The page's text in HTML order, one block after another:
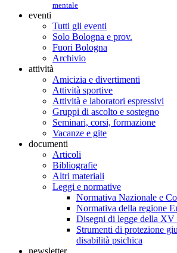
mentale
eventi
Tutti gli eventi
Solo Bologna e prov.
Fuori Bologna
Archivio
attività
Amicizia e divertimenti
Attività sportive
Attività e laboratori espressivi
Gruppi di ascolto e sostegno
Seminari, corsi, formazione
Vacanze e gite
documenti
Articoli
Bibliografie
Altri materiali
Leggi e normative
Normativa Nazionale e
Normativa della regione
Disegni di legge della XV
Strumenti di protezione
disabilità psichica
newsletter